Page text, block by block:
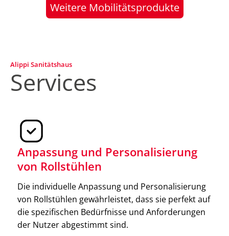
Elektromobile
Elektromobile ermöglichen eine unabhängige
Fortbewegung über längere Distanzen. Sie zeichnen
sich durch hohen Komfort, benutzerfreundliche
Bedienung und eine beeindruckende Reichweite aus.
Weitere Mobilitätsprodukte
Alippi Sanitätshaus
Services
Anpassung und Personalisierung
von Rollstühlen
Die individuelle Anpassung und Personalisierung
von Rollstühlen gewährleistet, dass sie perfekt auf
die spezifischen Bedürfnisse und Anforderungen
der Nutzer abgestimmt sind.